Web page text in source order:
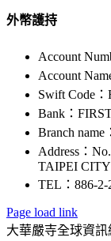
外幣護持
Account
Account
Swift Code
Bank：
Branch
Address：
TAIPEI CITY
TEL：886-2-
Page load link
大華嚴寺全球資訊